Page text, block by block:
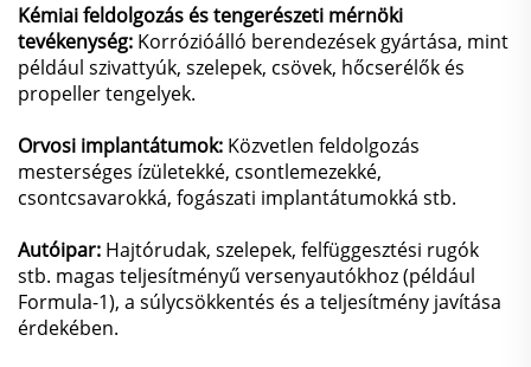
Kémiai feldolgozás és tengerészeti mérnöki
tevékenység: Korrózióálló berendezések gyártása, mint
például szivattyúk, szelepek, csövek, hőcserélők és
propeller tengelyek.
Orvosi implantátumok: Közvetlen feldolgozás
mesterséges ízületekké, csontlemezekké,
csontcsavarokká, fogászati implantátumokká stb.
Autóipar: Hajtórudak, szelepek, felfüggesztési rugók
stb. magas teljesítményű versenyautókhoz (például
Formula-1), a súlycsökkentés és a teljesítmény javítása
érdekében.